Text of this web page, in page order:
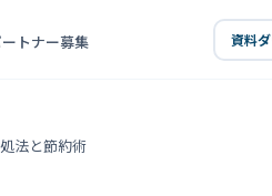
トナー募集 資料
法と節約術